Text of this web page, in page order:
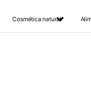
Cosmética natural